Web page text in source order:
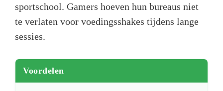
sportschool. Gamers hoeven hun bureaus niet
te verlaten voor voedingsshakes tijdens lange
sessies.
Voordelen